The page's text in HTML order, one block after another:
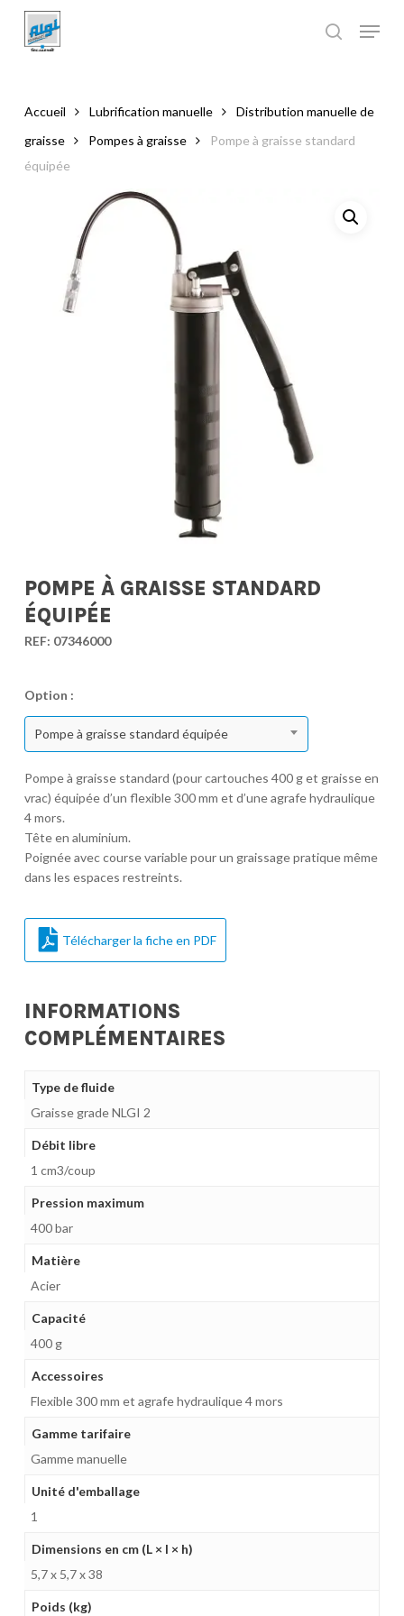
main
Accueil Lubrification manuelle
Distribution manuelle de
graisse
Pompes à graisse
Pompe à graisse standard
équipée
POMPE À GRAISSE STANDARD
ÉQUIPÉE
REF: 07346000
Option :
Pompe à graisse standard équipée
Pompe à graisse standard (pour cartouches 400 g et graisse en
vrac) équipée d’un flexible 300 mm et d’une agrafe hydraulique
4 mors.
Tête en aluminium.
Poignée avec course variable pour un graissage pratique même
dans les espaces restreints.
Télécharger la fiche en PDF
INFORMATIONS
COMPLÉMENTAIRES
Type de fluide
Graisse grade NLGI 2
Débit libre
1 cm3/coup
Pression maximum
400 bar
Matière
Acier
Capacité
400 g
Accessoires
Flexible 300 mm et agrafe hydraulique 4 mors
Gamme tarifaire
Gamme manuelle
Unité d'emballage
1
Dimensions en cm (L × l × h)
5,7 x 5,7 x 38
Poids (kg)